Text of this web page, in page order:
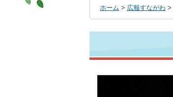
ホーム > 広報すながわ >